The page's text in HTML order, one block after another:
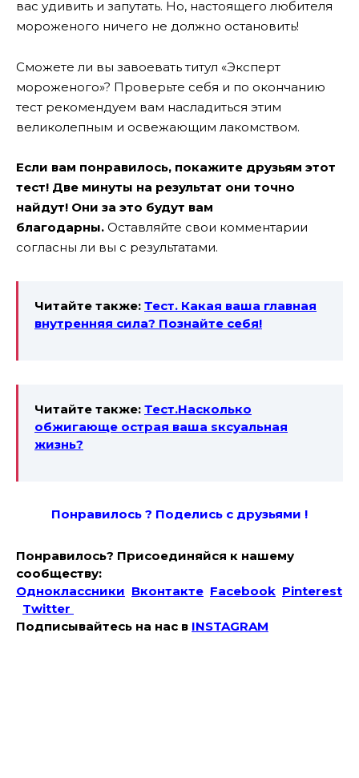
вас удивить и запутать. Но, настоящего любителя
мороженого ничего не должно остановить!
Сможете ли вы завоевать титул «Эксперт
мороженого»? Проверьте себя и по окончанию
тест рекомендуем вам насладиться этим
великолепным и освежающим лакомством.
Если вам понравилось, покажите друзьям этот
тест! Две минуты на результат они точно
найдут! Они за это будут вам
благодарны. Оставляйте свои комментарии
согласны ли вы с результатами.
Читайте также: Тест. Какая ваша главная
внутренняя сила? Познайте себя!
Читайте также: Тест.Насколько
обжигающе острая ваша sксуальная
жизнь?
Понравилось ? Поделись с друзьями !
Понравилось? Присоединяйся к нашему
сообществу:
Одноклассники Вконтакте Facebook Pinterest
Twitter
Подписывайтесь на наc в INSTAGRAM